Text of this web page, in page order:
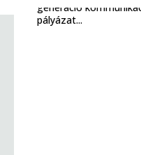
generáció
pályázat...